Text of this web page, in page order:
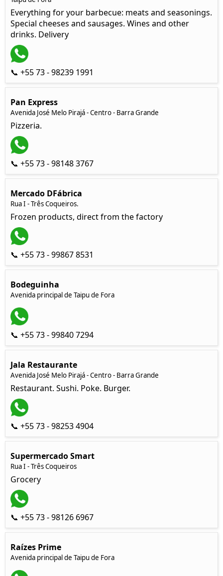
Everything for your barbecue: meats and seasonings.
Special cheeses and sausages. Wines and other
drinks. Delivery
📞 +55 73 - 98239 1991
Pan Express
Avenida José Melo Pirajá - Centro - Barra Grande
Pizzeria.
📞 +55 73 - 98148 3767
Mercado DFábrica
Rua I - Três Coqueiros.
Frozen products, direct from the factory
📞 +55 73 - 99867 8531
Bodeguinha
Avenida principal de Taipu de Fora
📞 +55 73 - 99840 7294
Jala Restaurante
Avenida José Melo Pirajá - Centro - Barra Grande
Restaurant. Sushi. Poke. Burger.
📞 +55 73 - 98253 4904
Supermercado Smart
Rua I - Três Coqueiros
Grocery
📞 +55 73 - 98126 6967
Raízes Prime
Avenida principal de Taipu de Fora